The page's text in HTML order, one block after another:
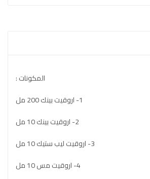
المكونات :
1- اروقيت بينك 200 مل
2- اروقيت بينك 10 مل
3- اروقيت ليب ستيك 10 مل
4- اروقيت مس 10 مل